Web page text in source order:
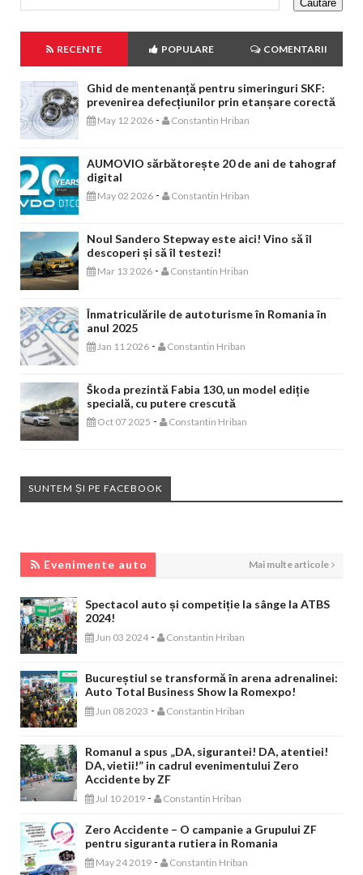
RECENTE POPULARE COMENTARII
Ghid de mentenanță pentru simeringuri SKF:
prevenirea defecțiunilor prin etanșare corectă
May 12 2026 - Constantin Hriban
AUMOVIO sărbătorește 20 de ani de tahograf
digital
May 02 2026 - Constantin Hriban
Noul Sandero Stepway este aici! Vino să îl
descoperi și să îl testezi!
Mar 13 2026 - Constantin Hriban
Înmatriculările de autoturisme în Romania în
anul 2025
Jan 11 2026 - Constantin Hriban
Škoda prezintă Fabia 130, un model ediție
specială, cu putere crescută
Oct 07 2025 - Constantin Hriban
SUNTEM ȘI PE FACEBOOK
Evenimente auto Mai multe articole
Spectacol auto și competiție la sânge la ATBS
2024!
Jun 03 2024 - Constantin Hriban
Bucureștiul se transformă în arena adrenalinei:
Auto Total Business Show la Romexpo!
Jun 08 2023 - Constantin Hriban
Romanul a spus „DA, sigurantei! DA, atentiei!
DA, vietii!” in cadrul evenimentului Zero
Accidente by ZF
Jul 10 2019 - Constantin Hriban
Zero Accidente – O campanie a Grupului ZF
pentru siguranta rutiera in Romania
May 24 2019 - Constantin Hriban